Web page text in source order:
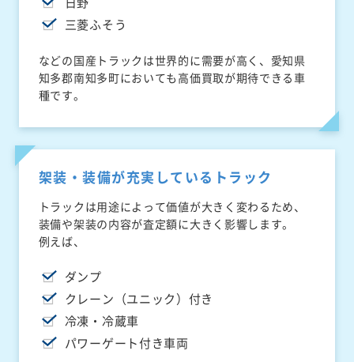
三菱ふそう
などの国産トラックは世界的に需要が高く、愛知県
知多郡南知多町においても高価買取が期待できる車
種です。
架装・装備が充実しているトラック
トラックは用途によって価値が大きく変わるため、
装備や架装の内容が査定額に大きく影響します。
例えば、
ダンプ
クレーン（ユニック）付き
冷凍・冷蔵車
パワーゲート付き車両